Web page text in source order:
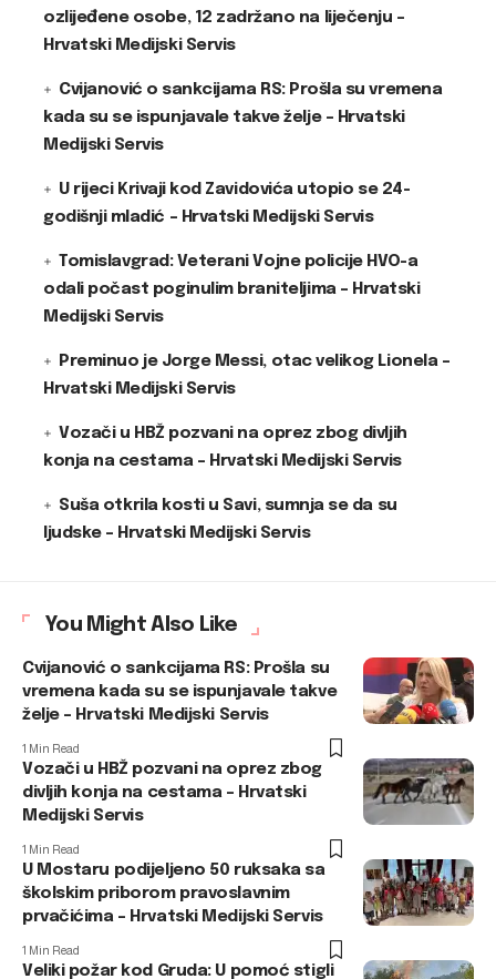
ozlijeđene osobe, 12 zadržano na liječenju –
Hrvatski Medijski Servis
Cvijanović o sankcijama RS: Prošla su vremena
kada su se ispunjavale takve želje – Hrvatski
Medijski Servis
U rijeci Krivaji kod Zavidovića utopio se 24-
godišnji mladić – Hrvatski Medijski Servis
Tomislavgrad: Veterani Vojne policije HVO-a
odali počast poginulim braniteljima – Hrvatski
Medijski Servis
Preminuo je Jorge Messi, otac velikog Lionela –
Hrvatski Medijski Servis
Vozači u HBŽ pozvani na oprez zbog divljih
konja na cestama – Hrvatski Medijski Servis
Suša otkrila kosti u Savi, sumnja se da su
ljudske – Hrvatski Medijski Servis
You Might Also Like
Cvijanović o sankcijama RS: Prošla su
vremena kada su se ispunjavale takve
želje – Hrvatski Medijski Servis
1 Min Read
Vozači u HBŽ pozvani na oprez zbog
divljih konja na cestama – Hrvatski
Medijski Servis
1 Min Read
U Mostaru podijeljeno 50 ruksaka sa
školskim priborom pravoslavnim
prvačićima – Hrvatski Medijski Servis
1 Min Read
Veliki požar kod Gruda: U pomoć stigli